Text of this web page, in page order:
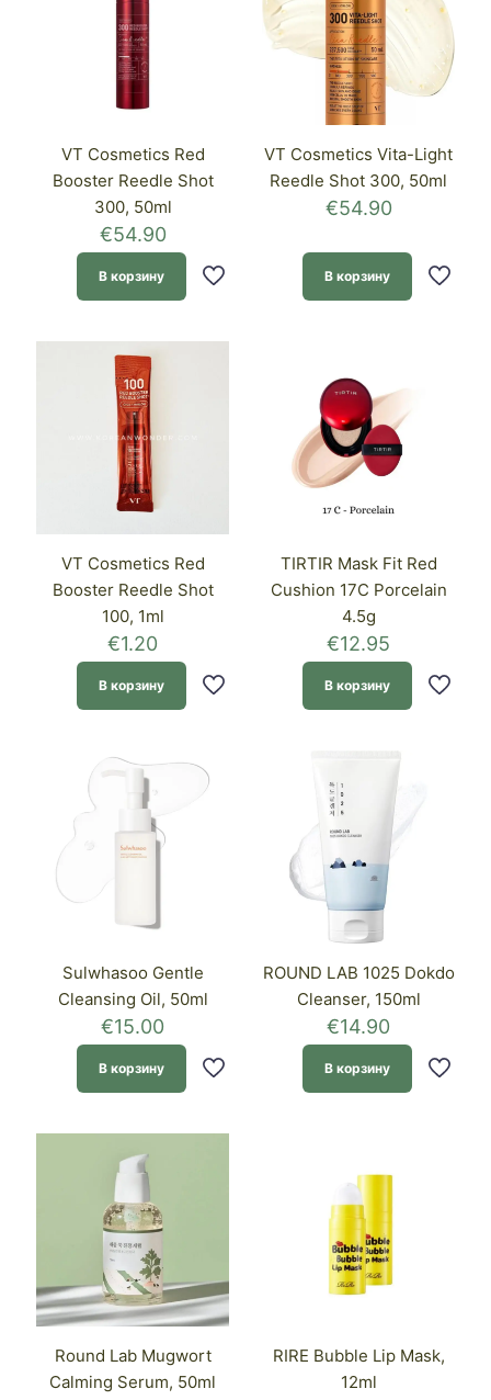
VT Cosmetics Red
Booster Reedle Shot
300, 50ml
€54.90
В корзину
VT Cosmetics Vita-Light
Reedle Shot 300, 50ml
€54.90
В корзину
VT Cosmetics Red
Booster Reedle Shot
100, 1ml
€1.20
В корзину
TIRTIR Mask Fit Red
Cushion 17C Porcelain
4.5g
€12.95
В корзину
Sulwhasoo Gentle
Cleansing Oil, 50ml
€15.00
В корзину
ROUND LAB 1025 Dokdo
Cleanser, 150ml
€14.90
В корзину
Round Lab Mugwort
Calming Serum, 50ml
RIRE Bubble Lip Mask,
12ml